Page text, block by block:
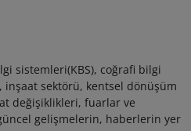
sistemleri(KBS), coğrafi bilgi
inşaat sektörü, kentsel dönüşüm
değişiklikleri, fuarlar ve
gelişmelerin, haberlerin yer